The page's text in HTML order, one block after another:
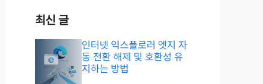
최신 글
인터넷 익스플로러 엣지 자
동 전환 해제 및 호환성 유
지하는 방법